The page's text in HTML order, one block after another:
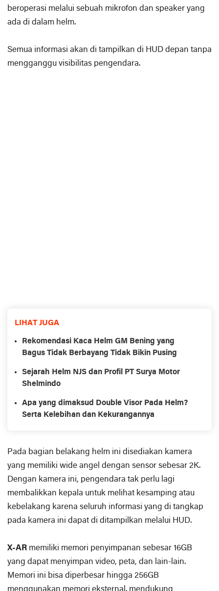
beroperasi melalui sebuah mikrofon dan speaker yang
ada di dalam helm.
Semua informasi akan di tampilkan di HUD depan tanpa
mengganggu visibilitas pengendara.
LIHAT JUGA
Rekomendasi Kaca Helm GM Bening yang
Bagus Tidak Berbayang Tidak Bikin Pusing
Sejarah Helm NJS dan Profil PT Surya Motor
Shelmindo
Apa yang dimaksud Double Visor Pada Helm?
Serta Kelebihan dan Kekurangannya
Pada bagian belakang helm ini disediakan kamera
yang memiliki wide angel dengan sensor sebesar 2K.
Dengan kamera ini, pengendara tak perlu lagi
membalikkan kepala untuk melihat kesamping atau
kebelakang karena seluruh informasi yang di tangkap
pada kamera ini dapat di ditampilkan melalui HUD.
X-AR memiliki memori penyimpanan sebesar 16GB
yang dapat menyimpan video, peta, dan lain-lain.
Memori ini bisa diperbesar hingga 256GB
menggunakan memori eksternal. mendukung